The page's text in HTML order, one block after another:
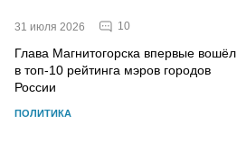
31 июля 2026 10
Глава Магнитогорска впервые вошёл
в топ-10 рейтинга мэров городов
России
ПОЛИТИКА